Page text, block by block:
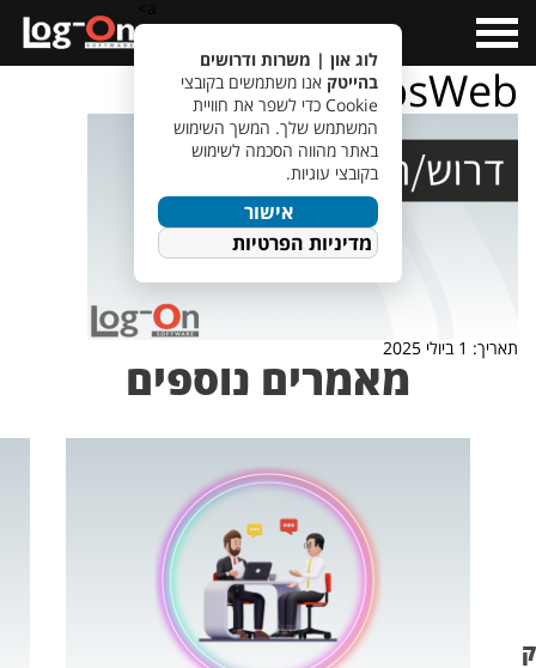
Menu
TempletJobsWeb
תאריך: 1 ביולי 2025
מאמרים נוספים
לוג און | משרות ודרושים
בהייטק אנו משתמשים בקובצי
Cookie כדי לשפר את חוויית
המשתמש שלך. המשך השימוש
באתר מהווה הסכמה לשימוש
בקובצי עוגיות.
אישור
מדיניות הפרטיות